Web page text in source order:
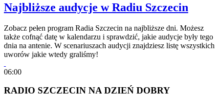
Najbliższe audycje w Radiu Szczecin
Zobacz pełen program Radia Szczecin na najbliższe dni. Możesz
także cofnąć datę w kalendarzu i sprawdzić, jakie audycje były tego
dnia na antenie. W scenariuszach audycji znajdziesz listę wszystkich
uworów jakie wtedy graliśmy!
06:00
RADIO SZCZECIN NA DZIEŃ DOBRY